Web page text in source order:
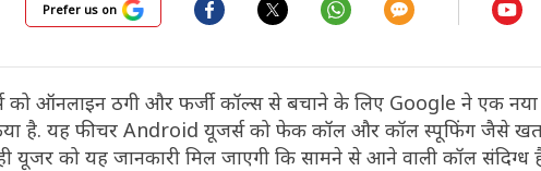
Prefer us on
को ऑनलाइन ठगी और फर्जी कॉल्स से बचाने के लिए Google ने एक नया
है. यह फीचर Android यूजर्स को फेक कॉल और कॉल स्पूफिंग जैसे
को यह जानकारी मिल जाएगी कि सामने से आने वाली कॉल संदिग्ध